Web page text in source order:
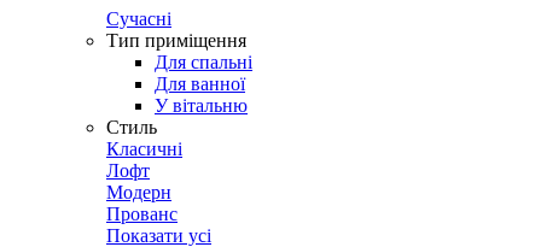
Сучасні
Тип приміщення
Для спальні
Для ванної
У вітальню
Стиль
Класичні
Лофт
Модерн
Прованс
Показати усі